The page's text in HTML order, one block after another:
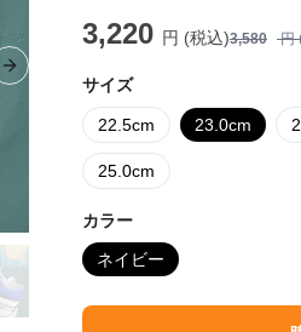
Next slide
3,220 円 (税込)3,580 円
サイズ
22.5cm 23.0cm
25.0cm
カラー
ネイビー